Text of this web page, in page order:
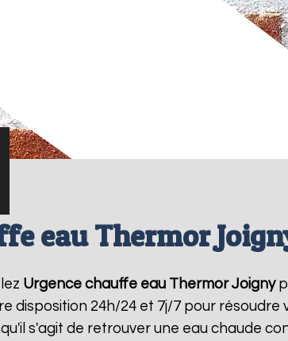
eau Thermor
Urgence chauffe eau Thermor Joigny
disposition 24h/24 et 7j/7 pour
s'agit de retrouver une eau chaude